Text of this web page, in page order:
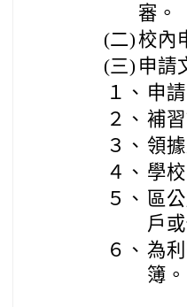
審。
(二)校內
(三) 申請
１、 申
２、 補
３、 領
４、 學
５、 區
戶
６、 為
簿。